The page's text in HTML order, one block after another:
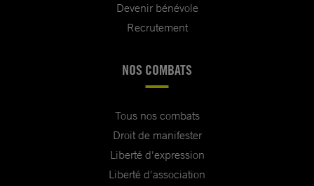
Devenir bénévole
Recrutement
NOS COMBATS
Tous nos combats
Droit de manifester
Liberté d'expression
Liberté d'association